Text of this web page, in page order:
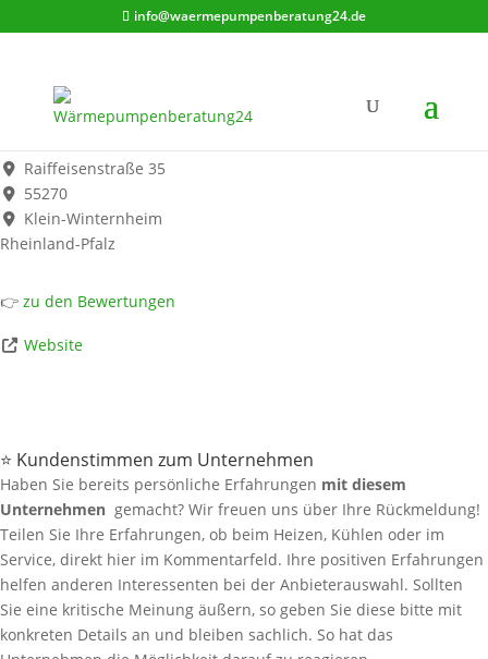
info@waermepumpenberatung24.de
KEK Kälte-Elektro-Klima Anlagenbau + Service e.K.
Werbung*
Raiffeisenstraße 35
55270
Klein-Winternheim
Rheinland-Pfalz
👉 zu den Bewertungen
Website
⭐ Kundenstimmen zum Unternehmen
Haben Sie bereits persönliche Erfahrungen mit diesem
Unternehmen gemacht? Wir freuen uns über Ihre Rückmeldung!
Teilen Sie Ihre Erfahrungen, ob beim Heizen, Kühlen oder im
Service, direkt hier im Kommentarfeld. Ihre positiven Erfahrungen
helfen anderen Interessenten bei der Anbieterauswahl. Sollten
Sie eine kritische Meinung äußern, so geben Sie diese bitte mit
konkreten Details an und bleiben sachlich. So hat das